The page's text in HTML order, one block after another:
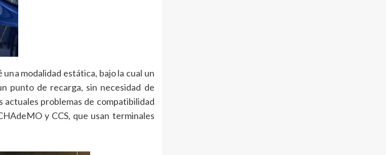
modalidad estática, bajo la cual un
punto de recarga, sin necesidad de
problemas de compatibilidad
y CCS, que usan terminales